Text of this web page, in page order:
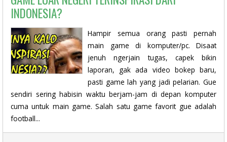
INDONESIA?
Hampir semua orang pasti pernah
main game di komputer/pc. Disaat
jenuh ngerjain tugas, capek bikin
laporan, gak ada video bokep baru,
pasti game lah yang jadi pelarian. Gue
sendiri sering habisin waktu berjam-jam di depan komputer
cuma untuk main game. Salah satu game favorit gue adalah
football...